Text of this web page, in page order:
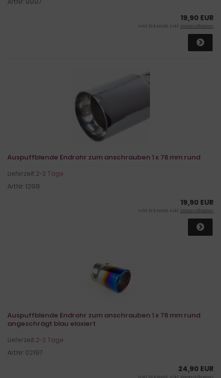
19,90 EUR
inkl. 19 % MwSt. inkl.Versandkosten
Auspuffblende Endrohr zum anschrauben 1 x 76 mm rund
Lieferzeit:2-3 Tage
Art.Nr: 1298
19,90 EUR
inkl. 19 % MwSt. inkl.Versandkosten
Auspuffblende Endrohr zum anschrauben 1 x 76 mm rund
angeschrägt blau eloxiert
Lieferzeit:2-3 Tage
Art.Nr: 02197
24,90 EUR